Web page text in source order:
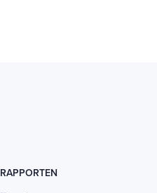
RAPPORTEN